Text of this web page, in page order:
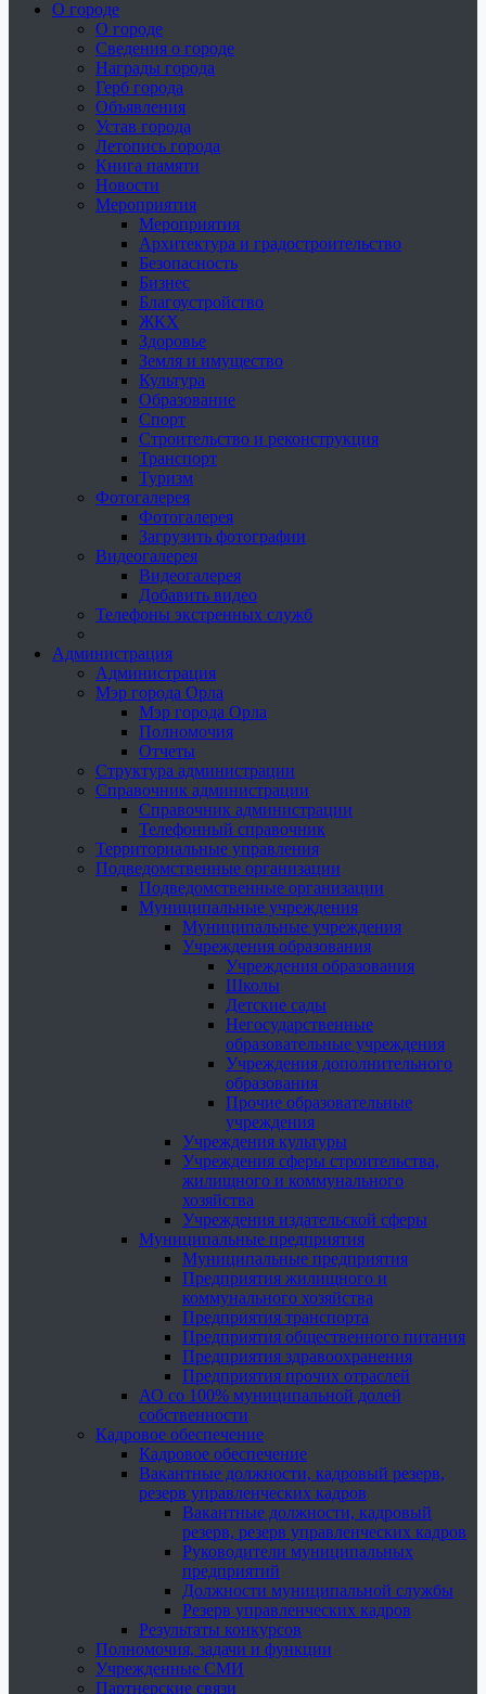
О городе
О городе
Сведения о городе
Награды города
Герб города
Объявления
Устав города
Летопись города
Книга памяти
Новости
Мероприятия
Мероприятия
Архитектура и градостроительство
Безопасность
Бизнес
Благоустройство
ЖКХ
Здоровье
Земля и имущество
Культура
Образование
Спорт
Строительство и реконструкция
Транспорт
Туризм
Фотогалерея
Фотогалерея
Загрузить фотографии
Видеогалерея
Видеогалерея
Добавить видео
Телефоны экстренных служб
Администрация
Администрация
Мэр города Орла
Мэр города Орла
Полномочия
Отчеты
Структура администрации
Справочник администрации
Справочник администрации
Телефонный справочник
Территориальные управления
Подведомственные организации
Подведомственные организации
Муниципальные учреждения
Муниципальные учреждения
Учреждения образования
Учреждения образования
Школы
Детские сады
Негосударственные
образовательные учреждения
Учреждения дополнительного
образования
Прочие образовательные
учреждения
Учреждения культуры
Учреждения сферы строительства,
жилищного и коммунального
хозяйства
Учреждения издательской сферы
Муниципальные предприятия
Муниципальные предприятия
Предприятия жилищного и
коммунального хозяйства
Предприятия транспорта
Предприятия общественного питания
Предприятия здравоохранения
Предприятия прочих отраслей
АО со 100% муниципальной долей
собственности
Кадровое обеспечение
Кадровое обеспечение
Вакантные должности, кадровый резерв,
резерв управленческих кадров
Вакантные должности, кадровый
резерв, резерв управленческих кадров
Руководители муниципальных
предприятий
Должности муниципальной службы
Резерв управленческих кадров
Результаты конкурсов
Полномочия, задачи и функции
Учрежденные СМИ
Партнерские связи